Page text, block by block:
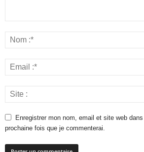
Enregistrer mon nom, email et site web
prochaine fois que je commenterai.